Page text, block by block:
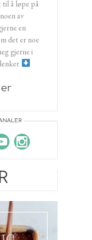
til å løpe på
av
en
det er noe
gjerne i